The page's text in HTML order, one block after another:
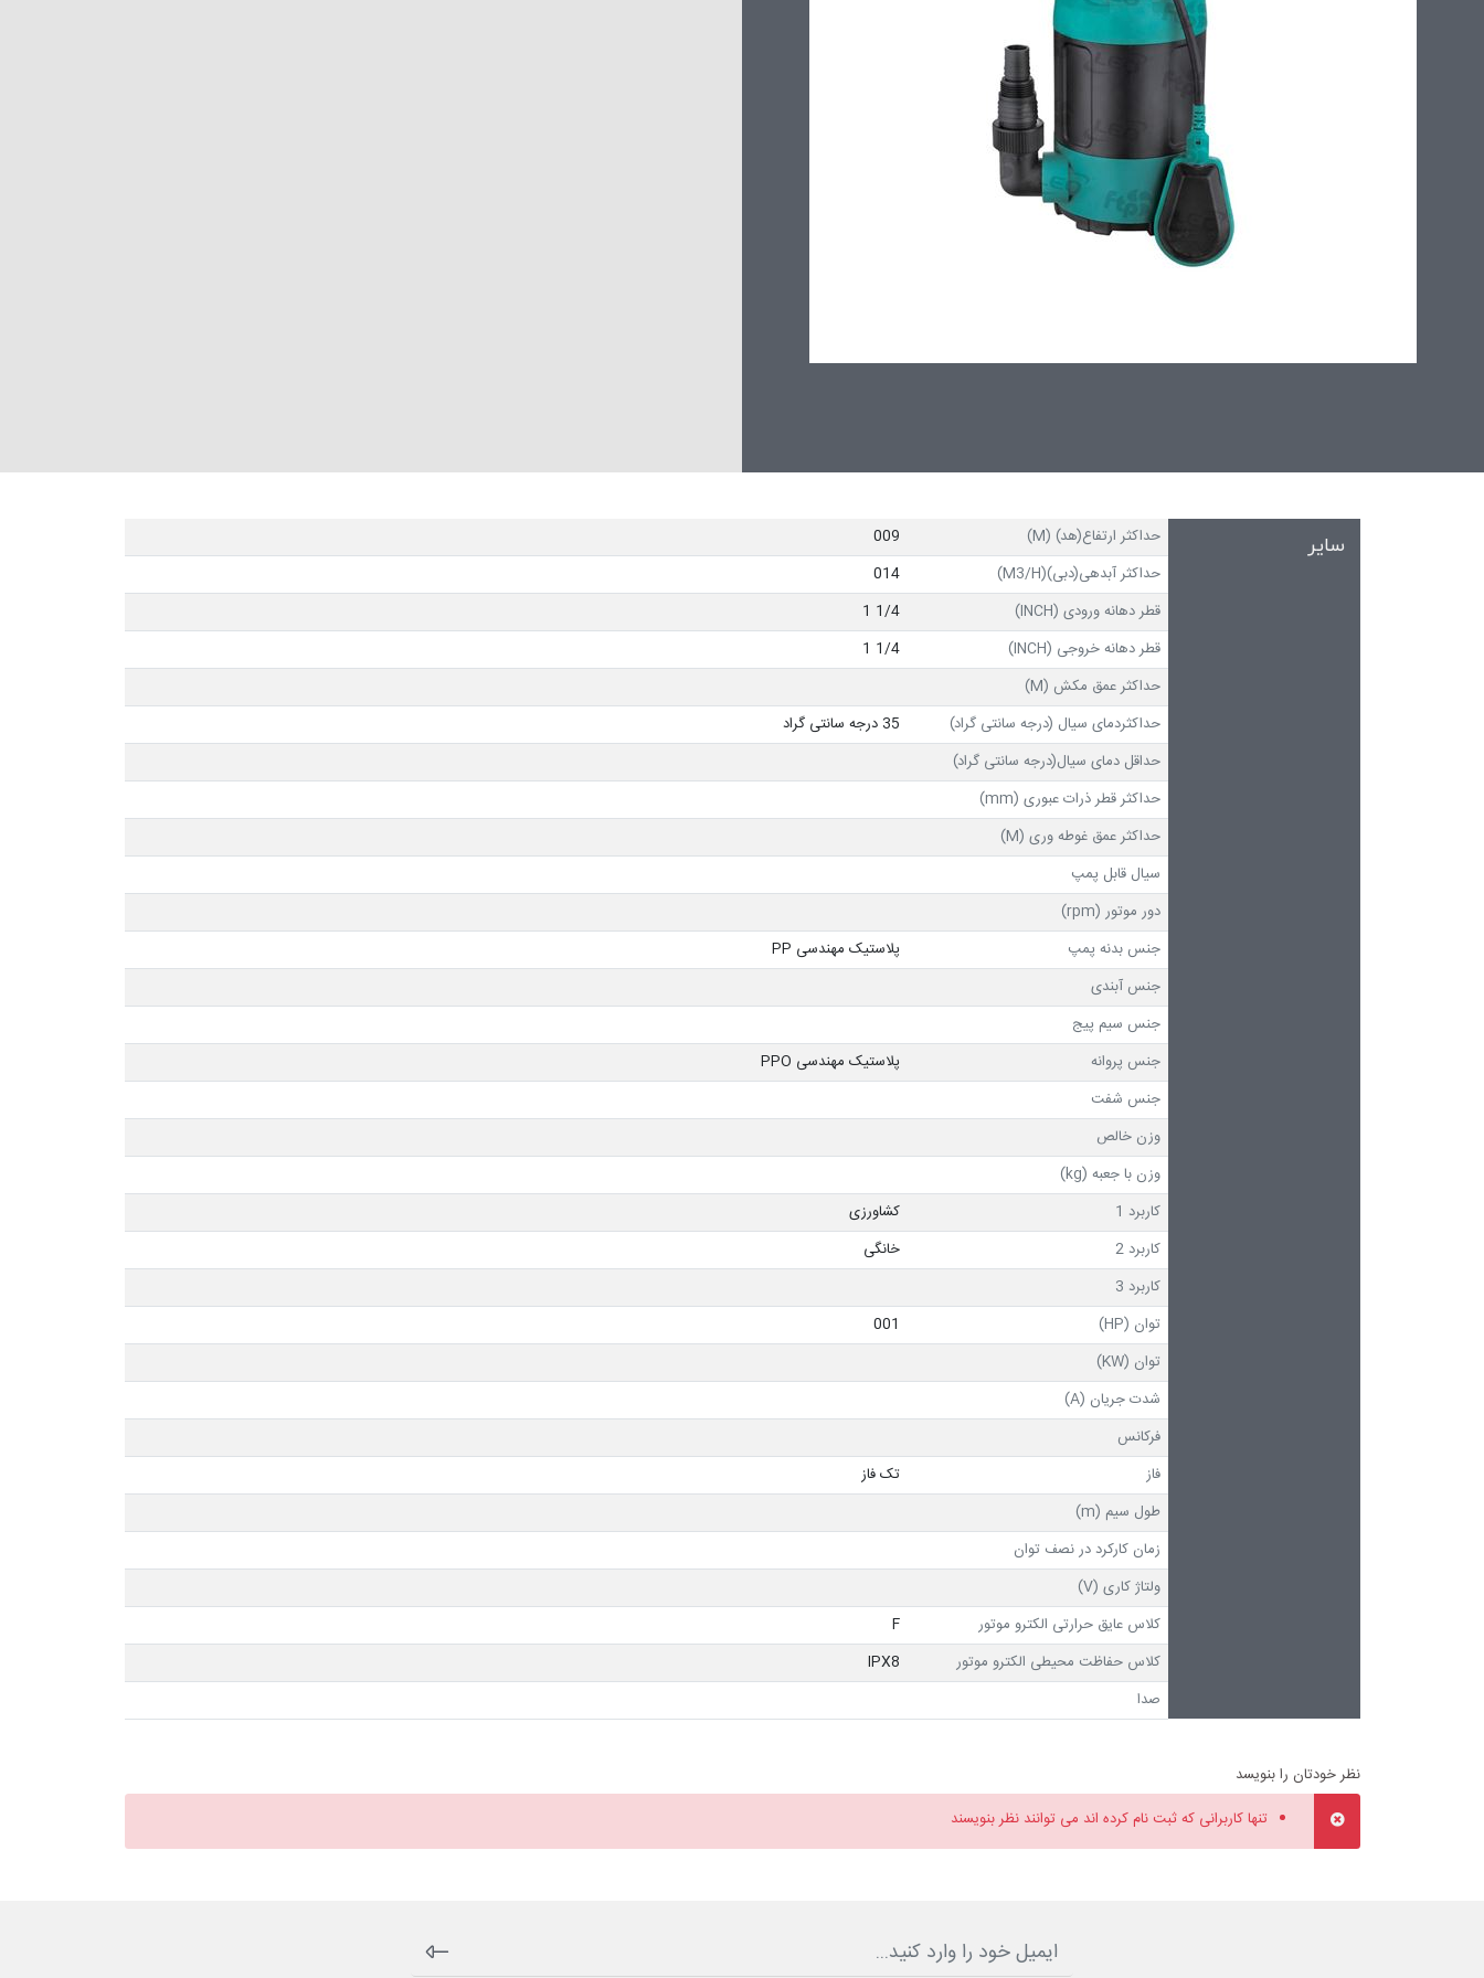
سایر حداکثر ارتفاع(هد) (M)
009
حداکثر آبدهی(دبی)(M3/H)
014
قطر دهانه ورودی (INCH)
1/4 1
قطر دهانه خروجی (INCH)
1/4 1
حداکثر عمق مکش (M)
حداکثردمای سیال (درجه سانتی گراد)
35 درجه سانتی گراد
حداقل دمای سیال(درجه سانتی گراد)
حداکثر قطر ذرات عبوری (mm)
حداکثر عمق غوطه وری (M)
سیال قابل پمپ
دور موتور (rpm)
جنس بدنه پمپ
پلاستیک مهندسی PP
جنس آبندی
جنس سیم پیج
جنس پروانه
پلاستیک مهندسی PPO
جنس شفت
وزن خالص
وزن با جعبه (kg)
کاربرد 1
کشاورزی
کاربرد 2
خانگی
کاربرد 3
توان (HP)
001
توان (KW)
شدت جریان (A)
فرکانس
فاز
تک فاز
طول سیم (m)
زمان کارکرد در نصف توان
ولتاژ کاری (V)
کلاس عایق حرارتی الکترو موتور
F
کلاس حفاظت محیطی الکترو موتور
IPX8
صدا
نظر خودتان را بنویسد
تنها کاربرانی که ثبت نام کرده اند می توانند نظر بنویسند